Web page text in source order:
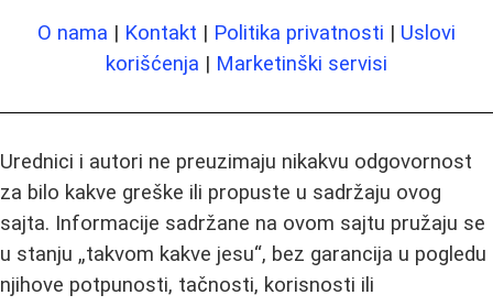
O nama | Kontakt | Politika privatnosti | Uslovi
korišćenja | Marketinški servisi
Urednici i autori ne preuzimaju nikakvu odgovornost
za bilo kakve greške ili propuste u sadržaju ovog
sajta. Informacije sadržane na ovom sajtu pružaju se
u stanju „takvom kakve jesu“, bez garancija u pogledu
njihove potpunosti, tačnosti, korisnosti ili